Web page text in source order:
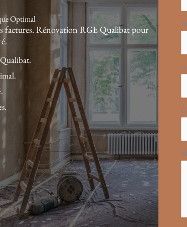
Optimal
factures. Rénovation RGE Qualibat pour